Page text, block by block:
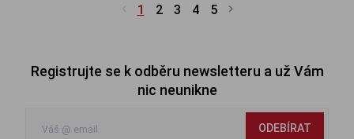
1 2 3 4 5
Registrujte se k odběru newsletteru a už Vám
nic neunikne
ODEBÍRAT